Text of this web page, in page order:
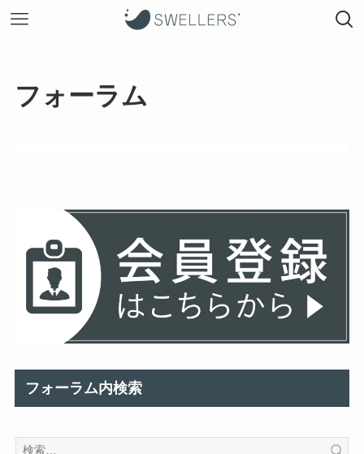
フォーラム
フォーラム内検索